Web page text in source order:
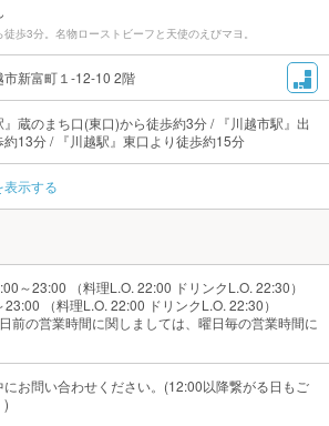
歩3分。名物ローストビーフと天使のえびマヨ。
市新富町１-12-10 2階
』蔵のまち口(東口)から徒歩約3分 / 『川越市駅』出
約13分 / 『川越駅』東口より徒歩約15分
表示する
～23:00 （料理L.O. 22:00 ドリンクL.O. 22:30）
23:00 （料理L.O. 22:00 ドリンクL.O. 22:30）
前の営業時間に関しましては、曜日毎の営業時間に
にお問い合わせください。(12:00以降繋がる日もご
)